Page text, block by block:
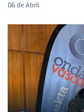
06 de Abril